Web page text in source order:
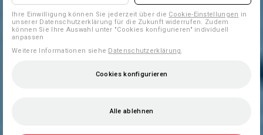
Ihre Einwilligung können Sie jederzeit über die Cookie-Einstellungen in
unserer Datenschutzerklärung für die Zukunft widerrufen. Zudem
können Sie Ihre Auswahl unter "Cookies konfigurieren" individuell
anpassen
Weitere Informationen siehe Datenschutzerklärung.
Cookies konfigurieren
Alle ablehnen